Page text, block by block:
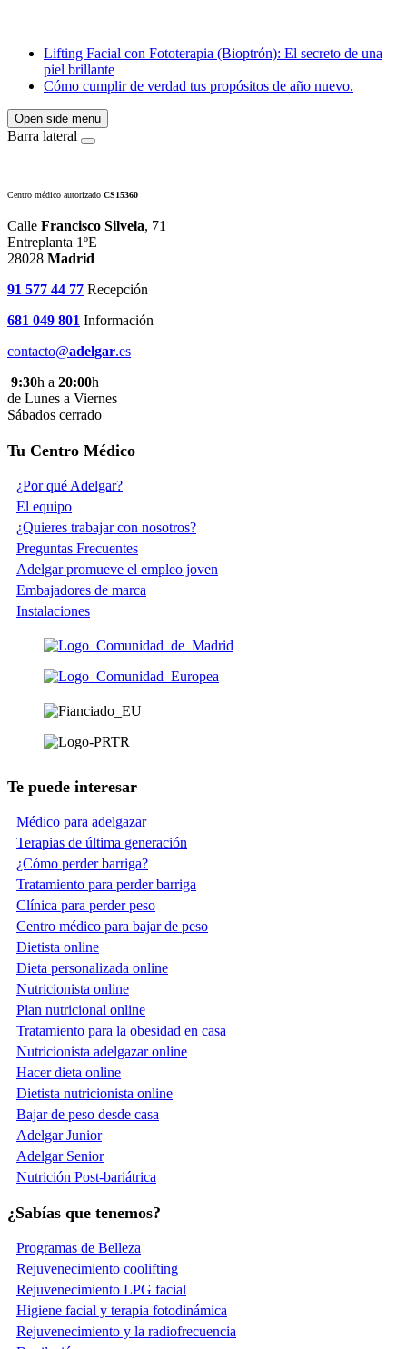
Lifting Facial con Fototerapia (Bioptrón): El secreto de una
piel brillante
Cómo cumplir de verdad tus propósitos de año nuevo.
Open side menu
Barra lateral
Centro médico autorizado CS15360
Calle Francisco Silvela, 71
Entreplanta 1ºE
28028 Madrid
91 577 44 77 Recepción
681 049 801 Información
contacto@adelgar.es
9:30h a 20:00h
de Lunes a Viernes
Sábados cerrado
Tu Centro Médico
¿Por qué Adelgar?
El equipo
¿Quieres trabajar con nosotros?
Preguntas Frecuentes
Adelgar promueve el empleo joven
Embajadores de marca
Instalaciones
Te puede interesar
Médico para adelgazar
Terapias de última generación
¿Cómo perder barriga?
Tratamiento para perder barriga
Clínica para perder peso
Centro médico para bajar de peso
Dietista online
Dieta personalizada online
Nutricionista online
Plan nutricional online
Tratamiento para la obesidad en casa
Nutricionista adelgazar online
Hacer dieta online
Dietista nutricionista online
Bajar de peso desde casa
Adelgar Junior
Adelgar Senior
Nutrición Post-bariátrica
¿Sabías que tenemos?
Programas de Belleza
Rejuvenecimiento coolifting
Rejuvenecimiento LPG facial
Higiene facial y terapia fotodinámica
Rejuvenecimiento y la radiofrecuencia